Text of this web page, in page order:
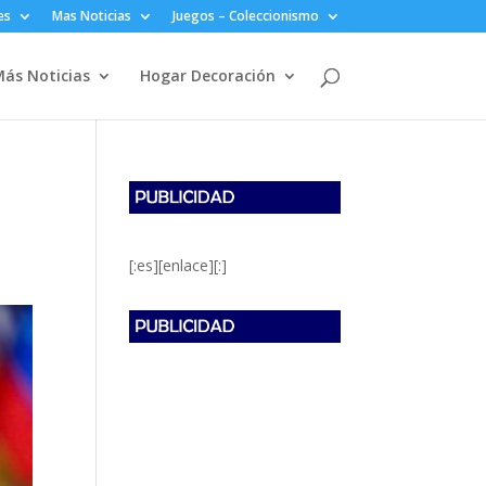
Mas Noticias Juegos – Coleccionismo
Noticias Hogar Decoración
[:es][enlace][:]